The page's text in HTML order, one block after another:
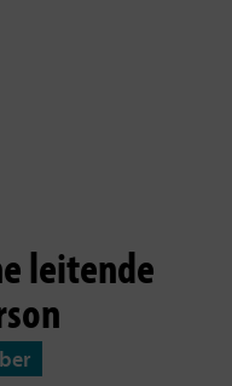
leitende